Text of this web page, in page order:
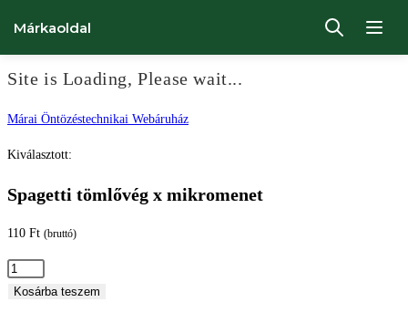
Site is Loading, Please wait...
Ugrás
Márai Öntözéstechnikai Webáruház
Márkaoldal
Kiválasztott:
Spagetti tömlővég x mikromenet
110 Ft (bruttó)
Spagetti
tömlővég
Kosárba teszem